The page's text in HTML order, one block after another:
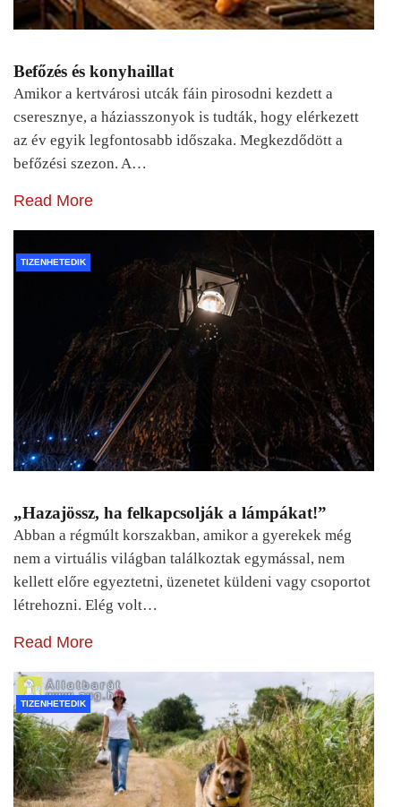
Befőzés és konyhaillat
Amikor a kertvárosi utcák fáin pirosodni kezdett a
cseresznye, a háziasszonyok is tudták, hogy elérkezett
az év egyik legfontosabb időszaka. Megkezdődött a
befőzési szezon. A…
Read More
TIZENHETEDIK
„Hazajössz, ha felkapcsolják a lámpákat!”
Abban a régmúlt korszakban, amikor a gyerekek még
nem a virtuális világban találkoztak egymással, nem
kellett előre egyeztetni, üzenetet küldeni vagy csoportot
létrehozni. Elég volt…
Read More
TIZENHETEDIK